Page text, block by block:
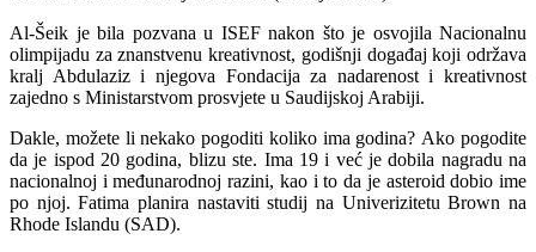
Al-Šeik je bila pozvana u ISEF nakon što je osvojila Nacionalnu
olimpijadu za znanstvenu kreativnost, godišnji događaj koji održava
kralj Abdulaziz i njegova Fondacija za nadarenost i kreativnost
zajedno s Ministarstvom prosvjete u Saudijskoj Arabiji.
Dakle, možete li nekako pogoditi koliko ima godina? Ako pogodite
da je ispod 20 godina, blizu ste. Ima 19 i već je dobila nagradu na
nacionalnoj i međunarodnoj razini, kao i to da je asteroid dobio ime
po njoj. Fatima planira nastaviti studij na Univerizitetu Brown na
Rhode Islandu (SAD).